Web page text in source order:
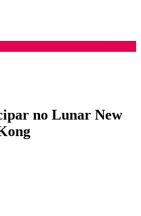
no Lunar New